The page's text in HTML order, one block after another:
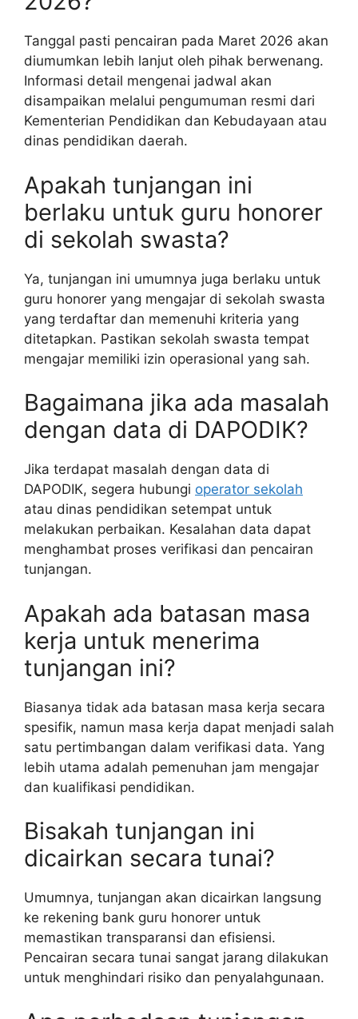
Tanggal pasti pencairan pada Maret 2026 akan
diumumkan lebih lanjut oleh pihak berwenang.
Informasi detail mengenai jadwal akan
disampaikan melalui pengumuman resmi dari
Kementerian Pendidikan dan Kebudayaan atau
dinas pendidikan daerah.
Apakah tunjangan ini
berlaku untuk guru honorer
di sekolah swasta?
Ya, tunjangan ini umumnya juga berlaku untuk
guru honorer yang mengajar di sekolah swasta
yang terdaftar dan memenuhi kriteria yang
ditetapkan. Pastikan sekolah swasta tempat
mengajar memiliki izin operasional yang sah.
Bagaimana jika ada masalah
dengan data di DAPODIK?
Jika terdapat masalah dengan data di
DAPODIK, segera hubungi operator sekolah
atau dinas pendidikan setempat untuk
melakukan perbaikan. Kesalahan data dapat
menghambat proses verifikasi dan pencairan
tunjangan.
Apakah ada batasan masa
kerja untuk menerima
tunjangan ini?
Biasanya tidak ada batasan masa kerja secara
spesifik, namun masa kerja dapat menjadi salah
satu pertimbangan dalam verifikasi data. Yang
lebih utama adalah pemenuhan jam mengajar
dan kualifikasi pendidikan.
Bisakah tunjangan ini
dicairkan secara tunai?
Umumnya, tunjangan akan dicairkan langsung
ke rekening bank guru honorer untuk
memastikan transparansi dan efisiensi.
Pencairan secara tunai sangat jarang dilakukan
untuk menghindari risiko dan penyalahgunaan.